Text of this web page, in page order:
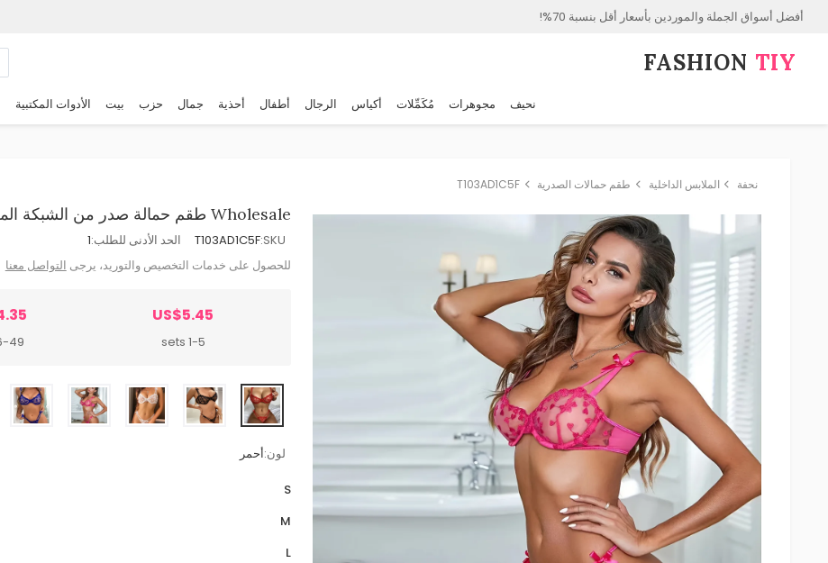
أفضل أسواق الجملة والموردين بأسعار أقل بنسبة 70%!
FASHION⁠ TIY
نحيف مجوهرات مُكَمِّلات أكياس الرجال أطفال أحذية جمال حزب بيت الأدوات المكتبية
نحفة الملابس الداخلية طقم حمالات الصدرية T103AD1C5F
Wholesale طقم حمالة صدر من الشبكة المطرزة للنساء
SKU:
T103AD1C5F الحد الأدنى للطلب:1
للحصول على خدمات التخصيص والتوريد، يرجى التواصل معنا
US$5.45
1-5 sets
sets
لون:أحمر
S
M
L